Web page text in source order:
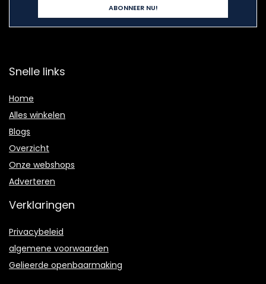
Snelle links
Home
Alles winkelen
Blogs
Overzicht
Onze webshops
Adverteren
Verklaringen
Privacybeleid
algemene voorwaarden
Gelieerde openbaarmaking